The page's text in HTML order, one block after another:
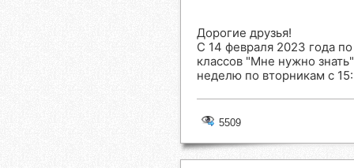
Дорогие друзья!
С 14 февраля 2023 года
классов "Мне нужно
неделю по вторникам с
5509